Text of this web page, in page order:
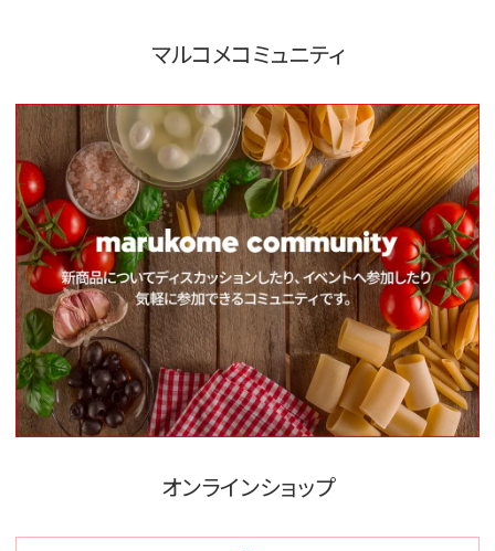
マルコメコミュニティ
オンラインショップ